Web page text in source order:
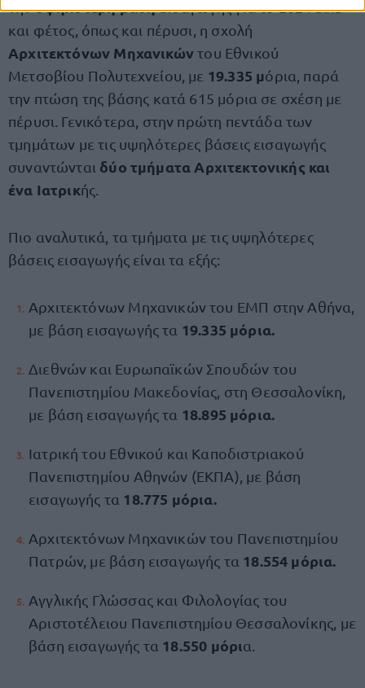
Τηνυψηλότερη βάσηεισαγωγής για το 2024 είχε
και φέτος, όπως και πέρυσι, η σχολή
Αρχιτεκτόνων Μηχανικώντου Εθνικού
Μετσοβίου Πολυτεχνείου, με 19.335 μόρια, παρά
την πτώση της βάσης κατά 615 μόρια σε σχέση με
πέρυσι. Γενικότερα, στην πρώτη πεντάδα των
τμημάτων με τις υψηλότερες βάσεις εισαγωγής
συναντώνται δύο τμήματα Αρχιτεκτονικής και
ένα Ιατρικής.
Πιο αναλυτικά, τα τμήματα με τις υψηλότερες
βάσεις εισαγωγής είναι τα εξής:
Αρχιτεκτόνων Μηχανικών του ΕΜΠ στην Αθήνα,
με βάση εισαγωγής τα 19.335 μόρια.
Διεθνών και Ευρωπαϊκών Σπουδών του
Πανεπιστημίου Μακεδονίας, στη Θεσσαλονίκη,
με βάση εισαγωγής τα 18.895 μόρια.
Ιατρική του Εθνικού και Καποδιστριακού
Πανεπιστημίου Αθηνών (ΕΚΠΑ), με βάση
εισαγωγής τα 18.775 μόρια.
Αρχιτεκτόνων Μηχανικών του Πανεπιστημίου
Πατρών, με βάση εισαγωγής τα 18.554 μόρια.
Αγγλικής Γλώσσας και Φιλολογίας του
Αριστοτέλειου Πανεπιστημίου Θεσσαλονίκης, με
βάση εισαγωγής τα 18.550 μόρια.